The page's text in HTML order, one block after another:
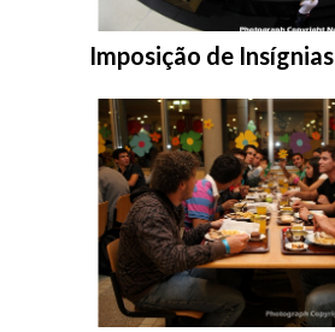
Entrar na pasta:
Imposição de Insígnias